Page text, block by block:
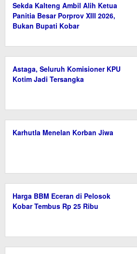
Sekda Kalteng Ambil Alih Ketua
Panitia Besar Porprov XIII 2026,
Bukan Bupati Kobar
Astaga, Seluruh Komisioner KPU
Kotim Jadi Tersangka
Karhutla Menelan Korban Jiwa
Harga BBM Eceran di Pelosok
Kobar Tembus Rp 25 Ribu